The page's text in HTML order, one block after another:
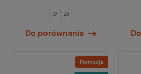
37 38
Do porównania
Promocja